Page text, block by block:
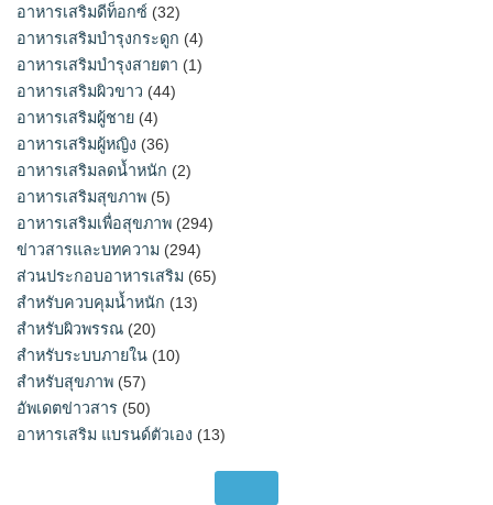
อาหารเสริมดีท็อกซ์ (32)
อาหารเสริมบำรุงกระดูก (4)
อาหารเสริมบำรุงสายตา (1)
อาหารเสริมผิวขาว (44)
อาหารเสริมผู้ชาย (4)
อาหารเสริมผู้หญิง (36)
อาหารเสริมลดน้ำหนัก (2)
อาหารเสริมสุขภาพ (5)
อาหารเสริมเพื่อสุขภาพ (294)
ข่าวสารและบทความ (294)
ส่วนประกอบอาหารเสริม (65)
สำหรับควบคุมน้ำหนัก (13)
สำหรับผิวพรรณ (20)
สำหรับระบบภายใน (10)
สำหรับสุขภาพ (57)
อัพเดตข่าวสาร (50)
อาหารเสริม แบรนด์ตัวเอง (13)